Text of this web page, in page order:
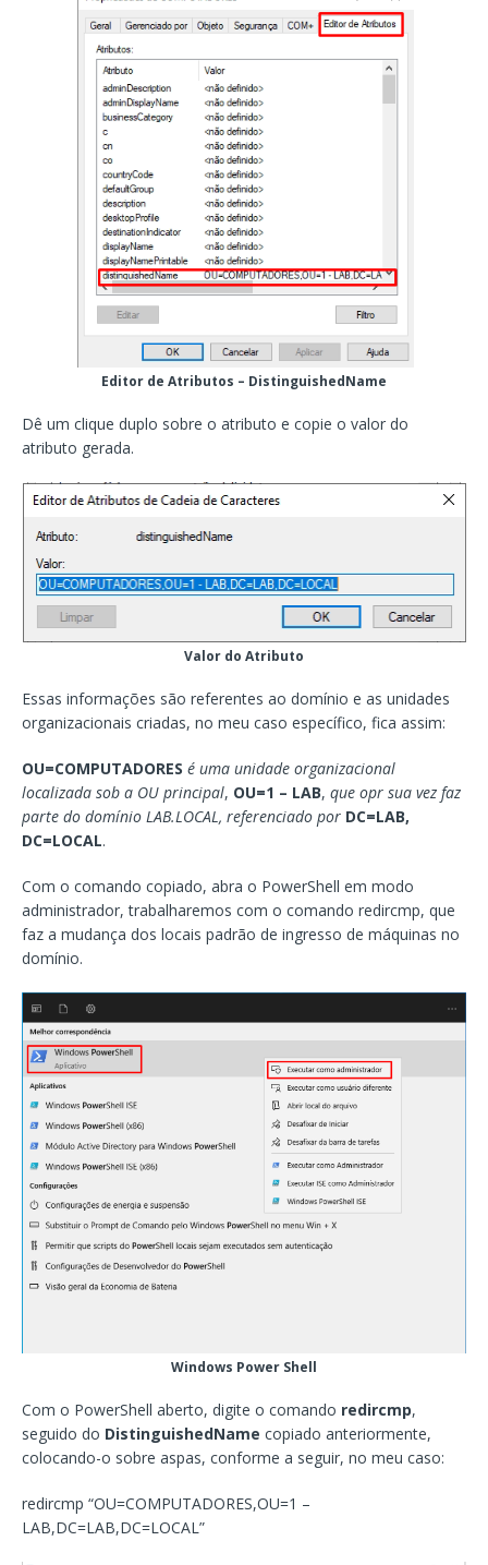
Editor de Atributos – DistinguishedName
Dê um clique duplo sobre o atributo e copie o valor do
atributo gerada.
Valor do Atributo
Essas informações são referentes ao domínio e as unidades
organizacionais criadas, no meu caso específico, fica assim:
OU=COMPUTADORES é uma unidade organizacional
localizada sob a OU principal, OU=1 – LAB, que opr sua vez faz
parte do domínio LAB.LOCAL, referenciado por DC=LAB,
DC=LOCAL.
Com o comando copiado, abra o PowerShell em modo
administrador, trabalharemos com o comando redircmp, que
faz a mudança dos locais padrão de ingresso de máquinas no
domínio.
Windows Power Shell
Com o PowerShell aberto, digite o comando redircmp,
seguido do DistinguishedName copiado anteriormente,
colocando-o sobre aspas, conforme a seguir, no meu caso:
redircmp “OU=COMPUTADORES,OU=1 –
LAB,DC=LAB,DC=LOCAL”